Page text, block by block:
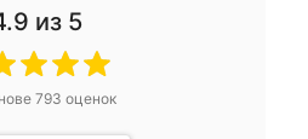
из 5
793 оценок